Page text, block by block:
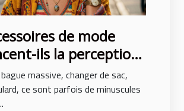
de mode
ils la perception
massive, changer de sac,
ce sont parfois de minuscules